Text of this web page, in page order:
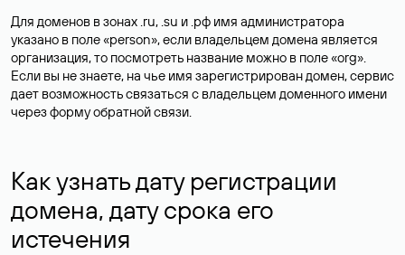
Для доменов в зонах .ru, .su и .рф имя администратора
указано в поле «person», если владельцем домена является
организация, то посмотреть название можно в поле «org».
Если вы не знаете, на чье имя зарегистрирован домен, сервис
дает возможность связаться с владельцем доменного имени
через форму обратной связи.
Как узнать дату регистрации
домена, дату срока его
истечения